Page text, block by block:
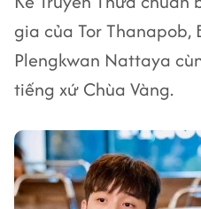
gia của Tor
Plengkwan Nattaya
tiếng xứ Chùa Vàng.